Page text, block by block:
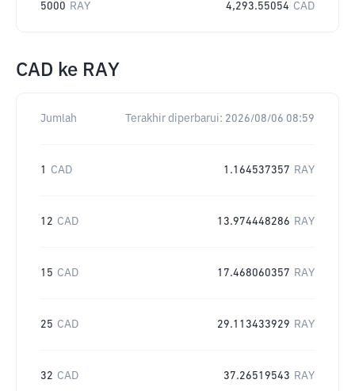
5000 RAY 4,293.55054 CAD
CAD ke RAY
Jumlah Terakhir diperbarui: 2026/08/06 08:59
1 CAD 1.164537357 RAY
12 CAD 13.974448286 RAY
15 CAD 17.468060357 RAY
25 CAD 29.113433929 RAY
32 CAD 37.26519543 RAY